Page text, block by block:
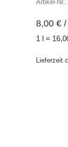
Artikel-
8,00 €
1 l =
Lieferzeit